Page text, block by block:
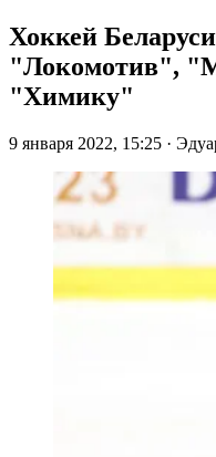
Хоккей
"Локомотив",
"Химику"
9 января 2022, 15:25 ·